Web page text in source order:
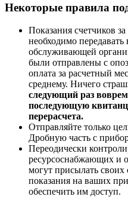
Некоторые правила
Показания счетчиков
необходимо
обслуживающей
были отправлены с
оплата за расчетный
среднему. Ничего
следующий раз
последующую
перерасчета.
Отправляйте только
Дробную часть с
Переодически
ресурсоснабжающих и
могут присылать своих
показания на ваших
обеспечить им доступ.